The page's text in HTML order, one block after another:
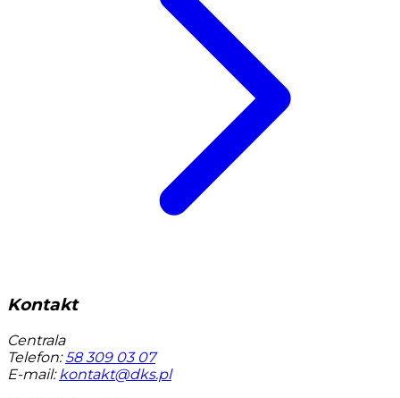
Kontakt
Centrala
Telefon: 58 309 03 07
E-mail: kontakt@dks.pl